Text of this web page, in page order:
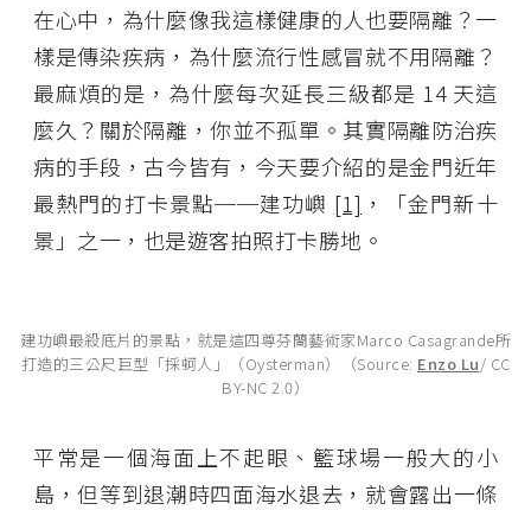
在心中，為什麼像我這樣健康的人也要隔離？一
樣是傳染疾病，為什麼流行性感冒就不用隔離？
最麻煩的是，為什麼每次延長三級都是 14 天這
麼久？關於隔離，你並不孤單。其實隔離防治疾
病的手段，古今皆有，今天要介紹的是金門近年
最熱門的打卡景點──建功嶼 [1] ，「金門新十
景」之一，也是遊客拍照打卡勝地。
建功嶼最殺底片的景點，就是這四尊芬蘭藝術家Marco Casagrande所
打造的三公尺巨型「採蚵人」（Oysterman）（Source: Enzo Lu/ CC
BY-NC 2.0）
平常是一個海面上不起眼、籃球場一般大的小
島，但等到退潮時四面海水退去，就會露出一條